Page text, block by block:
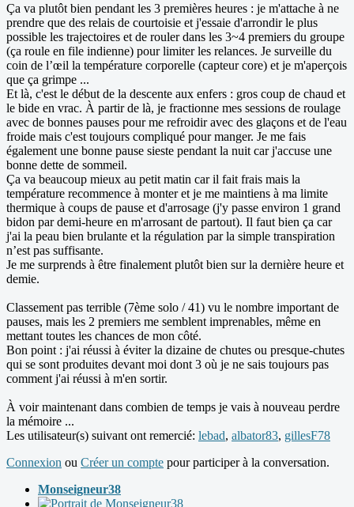
Ça va plutôt bien pendant les 3 premières heures : je m'attache à ne
prendre que des relais de courtoisie et j'essaie d'arrondir le plus
possible les trajectoires et de rouler dans les 3~4 premiers du groupe
(ça roule en file indienne) pour limiter les relances. Je surveille du
coin de l’œil la température corporelle (capteur core) et je m'aperçois
que ça grimpe ...
Et là, c'est le début de la descente aux enfers : gros coup de chaud et
le bide en vrac. À partir de là, je fractionne mes sessions de roulage
avec de bonnes pauses pour me refroidir avec des glaçons et de l'eau
froide mais c'est toujours compliqué pour manger. Je me fais
également une bonne pause sieste pendant la nuit car j'accuse une
bonne dette de sommeil.
Ça va beaucoup mieux au petit matin car il fait frais mais la
température recommence à monter et je me maintiens à ma limite
thermique à coups de pause et d'arrosage (j'y passe environ 1 grand
bidon par demi-heure en m'arrosant de partout). Il faut bien ça car
j'ai la peau bien brulante et la régulation par la simple transpiration
n’est pas suffisante.
Je me surprends à être finalement plutôt bien sur la dernière heure et
demie.
Classement pas terrible (7ème solo / 41) vu le nombre important de
pauses, mais les 2 premiers me semblent imprenables, même en
mettant toutes les chances de mon côté.
Bon point : j'ai réussi à éviter la dizaine de chutes ou presque-chutes
qui se sont produites devant moi dont 3 où je ne sais toujours pas
comment j'ai réussi à m'en sortir.
À voir maintenant dans combien de temps je vais à nouveau perdre
la mémoire ...
Les utilisateur(s) suivant ont remercié: lebad, albator83, gillesF78
Connexion ou Créer un compte pour participer à la conversation.
Monseigneur38